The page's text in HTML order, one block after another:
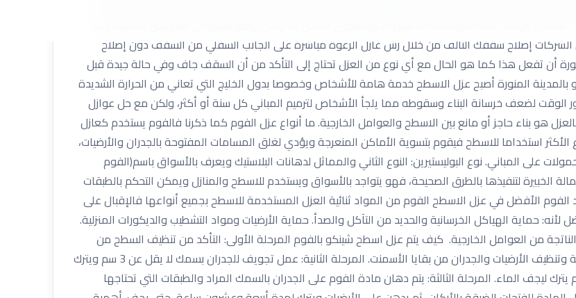
إصلاح سقفك التالف من خلال رش عازل الرغوة مباشرة على الجانب السفلي من السقف دون إصلاح
أن تفعل هذا كما هو الحال مع أي نوع من العزل تحتاج إلى التأكد من أن السقف جاف وفي حالة جيدة قبل
المنورة أصبح عزل الاسطح خدمة هامة للأشخاص وخصوصا بدول الخليج التي تعاني من الحرارة الشديدة
الوقت لضعف خرسانة البناء وسقوطه مما يلجأ الأشخاص لترميم المباني كل سنة أو أكثر، ولكن مع حل عوازل
هو بناء حاجز أو مانع بين الاسطح والعوامل الخارجية. ما أنواع عزل الفوم كما ذكرنا فالفوم يستخدم كعازل
الأكثر استخداما للاسطح فيقوم بتسوية الأماكن المنعرجة ويؤدي لغلق المسامات المفتوحة بالجدران والأرضيات،
المباني. نوع البوليستيرين: النوع الثاني والمماثل لدهانات البلاستيك ويعرف بالأسواق باسم(الفوم
الخبيرة لتنفيذها بالطرق الصحيحة، فهو يتواجد بالأسواق ويستخدم للاسطح والمنازل ويمكن التحكم بالطبقات
الأفضل في عزل الاسطح الفوم من المواد ثنائية العزل المستخدمة للاسطح بجميع أنواعها فالإقبال على
حماية الهياكل الخرسانية والحديد من التآكل والصدأ. حماية الأرضيات ومواد التشطيب والديكورات المنزلية.
الناتجة من العوامل الخارجية. كيف يتم عزل اسطح شينكو بالفوم المرحلة الأولى: التأكد من تنظيف السطح من
الأتربة وجعل السطح أملس والتخلص من الأماكن الزائدة والخشنة وتنظيف الأرضيات والجدران من بقايا الأسمنت. المرحلة الثانية: عمل تجويف للجدران بسمك لا يقل عن 3 سم ويترك
ليجف الماء. المرحلة الثالثة: يتم دهان مادة الفوم على الجدران بالسمك المراد والطبقات التي تحتاجها